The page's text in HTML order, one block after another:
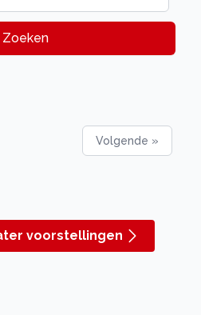
Zoeken
Volgende »
voorstellingen